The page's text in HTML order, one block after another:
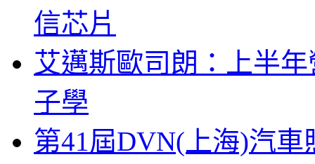
信芯片
艾邁斯歐司朗：上半
子學
第41屆DVN(上海)汽